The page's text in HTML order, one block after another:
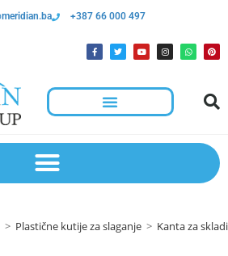
+387 66 000 497
> Plastične kutije za slaganje > Kanta za